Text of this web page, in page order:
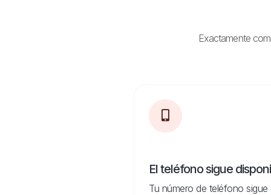
Exactamente
El teléfono sigue
Tu número de teléfono